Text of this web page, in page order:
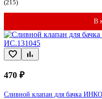
(215)
В
470 ₽
Сливной клапан для бачка